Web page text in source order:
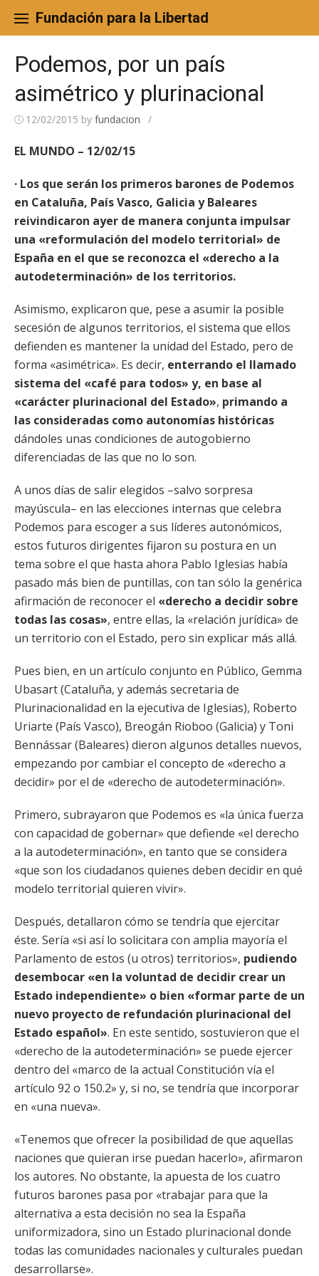
content
Fundación para la Libertad
Podemos, por un país
asimétrico y plurinacional
12/02/2015 by fundacion /
EL MUNDO – 12/02/15
· Los que serán los primeros barones de Podemos
en Cataluña, País Vasco, Galicia y Baleares
reivindicaron ayer de manera conjunta impulsar
una «reformulación del modelo territorial» de
España en el que se reconozca el «derecho a la
autodeterminación» de los territorios.
Asimismo, explicaron que, pese a asumir la posible
secesión de algunos territorios, el sistema que ellos
defienden es mantener la unidad del Estado, pero de
forma «asimétrica». Es decir, enterrando el llamado
sistema del «café para todos» y, en base al
«carácter plurinacional del Estado», primando a
las consideradas como autonomías históricas
dándoles unas condiciones de autogobierno
diferenciadas de las que no lo son.
A unos días de salir elegidos –salvo sorpresa
mayúscula– en las elecciones internas que celebra
Podemos para escoger a sus líderes autonómicos,
estos futuros dirigentes fijaron su postura en un
tema sobre el que hasta ahora Pablo Iglesias había
pasado más bien de puntillas, con tan sólo la genérica
afirmación de reconocer el «derecho a decidir sobre
todas las cosas», entre ellas, la «relación jurídica» de
un territorio con el Estado, pero sin explicar más allá.
Pues bien, en un artículo conjunto en Público, Gemma
Ubasart (Cataluña, y además secretaria de
Plurinacionalidad en la ejecutiva de Iglesias), Roberto
Uriarte (País Vasco), Breogán Rioboo (Galicia) y Toni
Bennássar (Baleares) dieron algunos detalles nuevos,
empezando por cambiar el concepto de «derecho a
decidir» por el de «derecho de autodeterminación».
Primero, subrayaron que Podemos es «la única fuerza
con capacidad de gobernar» que defiende «el derecho
a la autodeterminación», en tanto que se considera
«que son los ciudadanos quienes deben decidir en qué
modelo territorial quieren vivir».
Después, detallaron cómo se tendría que ejercitar
éste. Sería «si así lo solicitara con amplia mayoría el
Parlamento de estos (u otros) territorios», pudiendo
desembocar «en la voluntad de decidir crear un
Estado independiente» o bien «formar parte de un
nuevo proyecto de refundación plurinacional del
Estado español». En este sentido, sostuvieron que el
«derecho de la autodeterminación» se puede ejercer
dentro del «marco de la actual Constitución vía el
artículo 92 o 150.2» y, si no, se tendría que incorporar
en «una nueva».
«Tenemos que ofrecer la posibilidad de que aquellas
naciones que quieran irse puedan hacerlo», afirmaron
los autores. No obstante, la apuesta de los cuatro
futuros barones pasa por «trabajar para que la
alternativa a esta decisión no sea la España
uniformizadora, sino un Estado plurinacional donde
todas las comunidades nacionales y culturales puedan
desarrollarse».